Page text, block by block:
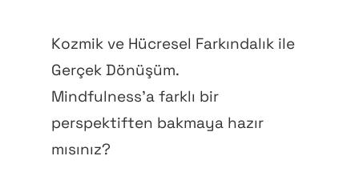
Kozmik ve Hücresel Farkındalık ile
Gerçek Dönüşüm.
Mindfulness’a farklı bir
perspektiften bakmaya hazır
mısınız?